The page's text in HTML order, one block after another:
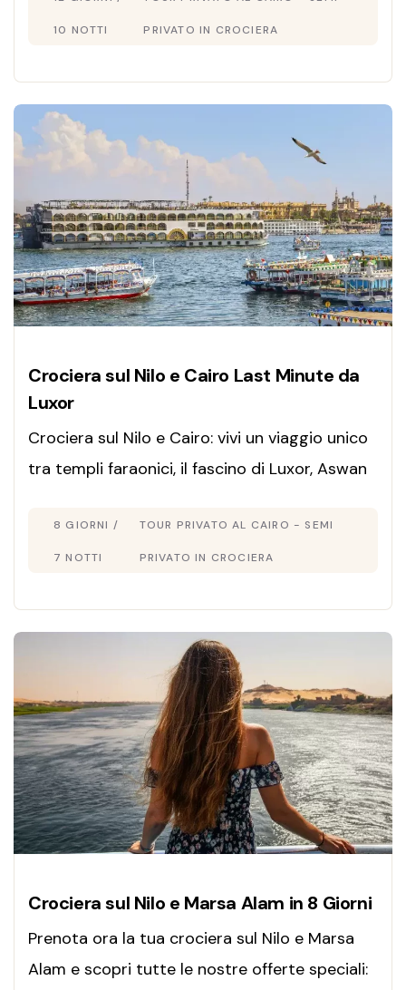
10 NOTTI PRIVATO IN CROCIERA
Crociera sul Nilo e Cairo Last Minute da
Luxor
Crociera sul Nilo e Cairo: vivi un viaggio unico
tra templi faraonici, il fascino di Luxor, Aswan
mozzafiato.
8 GIORNI /
7 NOTTI
TOUR PRIVATO AL CAIRO - SEMI
PRIVATO IN CROCIERA
Crociera sul Nilo e Marsa Alam in 8 Giorni
Prenota ora la tua crociera sul Nilo e Marsa
Alam e scopri tutte le nostre offerte speciali: